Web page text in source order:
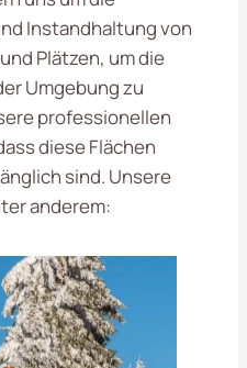
Instandhaltung von
Plätzen, um die
Umgebung zu
professionellen
diese Flächen
sind. Unsere
anderem: